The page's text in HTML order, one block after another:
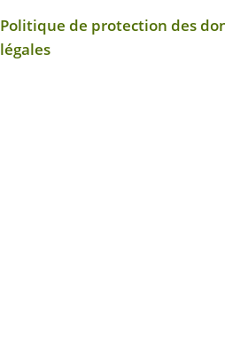
Politique de protection des
légales